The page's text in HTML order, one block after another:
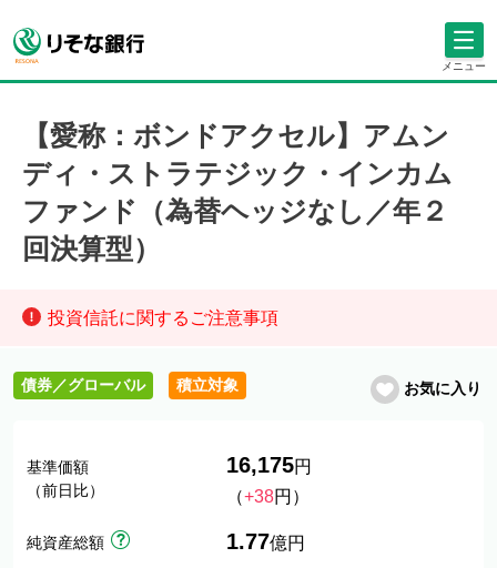
メニュー
【愛称：ボンドアクセル】アムン
ディ・ストラテジック・インカム
ファンド（為替ヘッジなし／年２
回決算型）
投資信託に関するご注意事項
債券／グローバル 積立対象 お気に入り
基準価額
（前日比）
16,175円
（+38円）
純資産総額 1.77億円